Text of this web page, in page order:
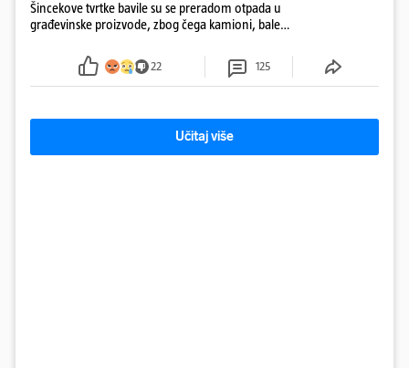
Šincekove tvrtke bavile su se preradom otpada u
građevinske proizvode, zbog čega kamioni, bale
22 125
Učitaj više